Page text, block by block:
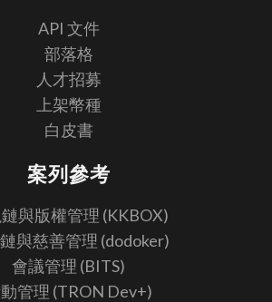
API 文件
部落格
人才招募
上架幣種
白皮書
案列參考
與版權管理 (KKBOX)
與慈善管理 (dodoker)
會議管理 (BITS)
管理 (TRON Dev+)